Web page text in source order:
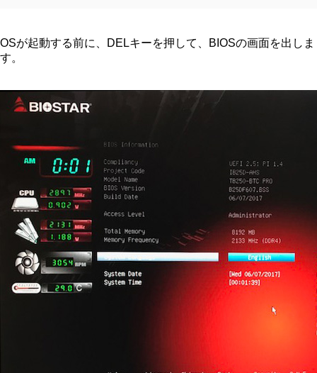
OSが起動する前に、DELキーを押して、BIOSの画面を出しま
す。